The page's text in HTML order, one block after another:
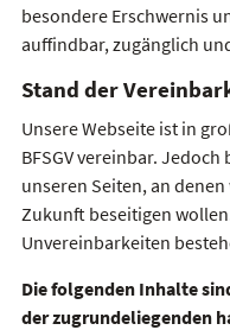
besondere Erschwernis
auffindbar, zugänglich
Stand der
Unsere Webseite ist in
BFSGV vereinbar.
unseren Seiten, an
Zukunft beseitigen
Unvereinbarkeiten
Die folgenden Inhalte
der zugrundeliegenden